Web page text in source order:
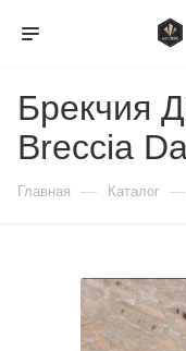
Брекчия
Breccia
Главная — Каталог —